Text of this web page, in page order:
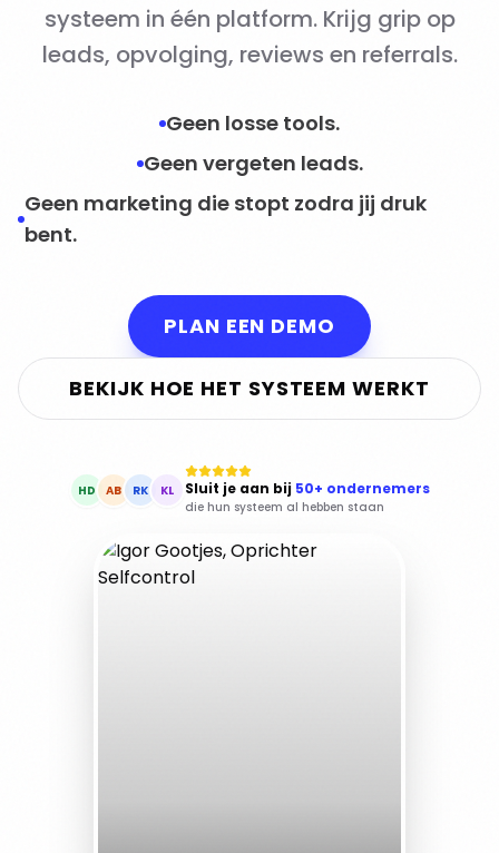
systeem in één platform. Krijg grip op
leads, opvolging, reviews en referrals.
Geen losse tools.
Geen vergeten leads.
Geen marketing die stopt zodra jij druk
bent.
PLAN EEN DEMO
BEKIJK HOE HET SYSTEEM WERKT
HD AB RK KL Sluit je aan bij 50+ ondernemers
die hun systeem al hebben staan